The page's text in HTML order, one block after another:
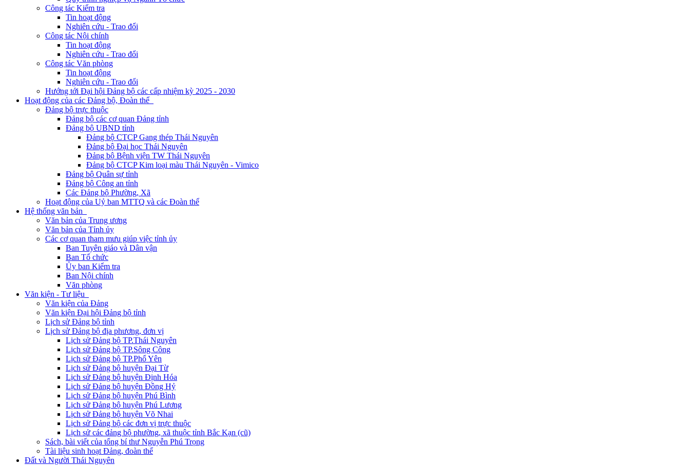
Công tác Kiểm tra
Tin hoạt động
Nghiên cứu - Trao đổi
Công tác Nội chính
Tin hoạt động
Nghiên cứu - Trao đổi
Công tác Văn phòng
Tin hoạt động
Nghiên cứu - Trao đổi
Hướng tới Đại hội Đảng bộ các cấp nhiệm kỳ 2025 - 2030
Hoạt động của các Đảng bộ, Đoàn thể
Đảng bộ trực thuộc
Đảng bộ các cơ quan Đảng tỉnh
Đảng bộ UBND tỉnh
Đảng bộ CTCP Gang thép Thái Nguyên
Đảng bộ Đại học Thái Nguyên
Đảng bộ Bệnh viện TW Thái Nguyên
Đảng bộ CTCP Kim loại màu Thái Nguyên - Vimico
Đảng bộ Quân sự tỉnh
Đảng bộ Công an tỉnh
Các Đảng bộ Phường, Xã
Hoạt động của Uỷ ban MTTQ và các Đoàn thể
Hệ thống văn bản
Văn bản của Trung ương
Văn bản của Tỉnh ủy
Các cơ quan tham mưu giúp việc tỉnh ủy
Ban Tuyên giáo và Dân vận
Ban Tổ chức
Ủy ban Kiểm tra
Ban Nội chính
Văn phòng
Văn kiện - Tư liệu
Văn kiện của Đảng
Văn kiện Đại hội Đảng bộ tỉnh
Lịch sử Đảng bộ tỉnh
Lịch sử Đảng bộ địa phương, đơn vị
Lịch sử Đảng bộ TP.Thái Nguyên
Lịch sử Đảng bộ TP.Sông Công
Lịch sử Đảng bộ TP.Phổ Yên
Lịch sử Đảng bộ huyện Đại Từ
Lịch sử Đảng bộ huyện Định Hóa
Lịch sử Đảng bộ huyện Đồng Hỷ
Lịch sử Đảng bộ huyện Phú Bình
Lịch sử Đảng bộ huyện Phú Lương
Lịch sử Đảng bộ huyện Võ Nhai
Lịch sử Đảng bộ các đơn vị trực thuộc
Lịch sử các đảng bộ phường, xã thuộc tỉnh Bắc Kạn (cũ)
Sách, bài viết của tổng bí thư Nguyễn Phú Trọng
Tài liệu sinh hoạt Đảng, đoàn thể
Đất và Người Thái Nguyên